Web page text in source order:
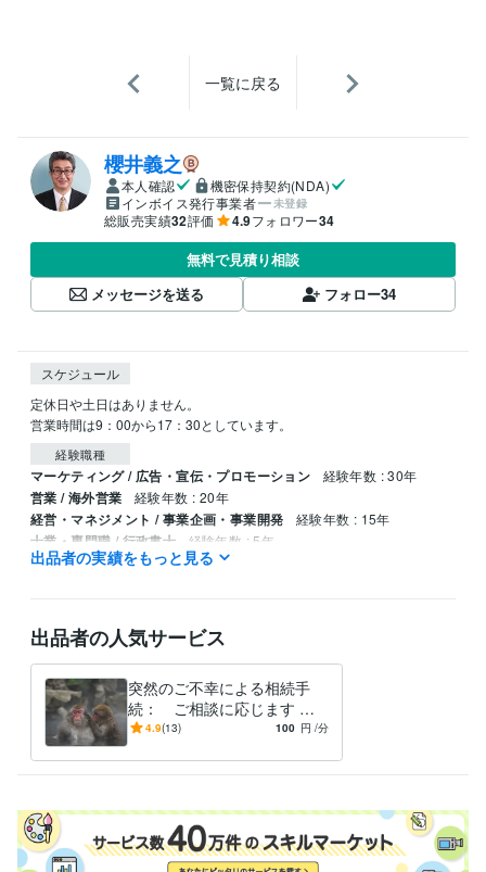
一覧に戻る
櫻井義之
本人確認
機密保持契約(NDA)
インボイス発行事業者
未登録
総販売実績32評価 4.9フォロワー34
無料で見積り相談
メッセージを送る
フォロー34
スケジュール
定休日や土日はありません。
経験職種
マーケティング / 広告・宣伝・プロモーション 経験年数 : 30年
営業 / 海外営業 経験年数 : 20年
経営・マネジメント / 事業企画・事業開発 経験年数 : 15年
士業・専門職 / 行政書士 経験年数 : 5年
士業・専門職 / 中小企業診断士 経験年数 : 5年
資格・検定
行政書士
中小企業診断士 取得年 : 2020年
得意分野
ビジネス代行・事務代行 許認可申請、ビザ申請、遺言・相続手続き
経営 ビジネス 法律 マーケティング 相続 永住 帰化
ビジネス代行・事務代行
経営 ビジネス 事業計画 事業再構築 事業承継 開業 起業
関西大学 1981年3月 ~ 1986年2月
語学力
出品者の実績をもっと見る
出品者の人気サービス
突然のご不幸による相続手
続： ご相談に応じます 行
政書士兼ファイナンシャルプ
4.9(13) 100 円 /分